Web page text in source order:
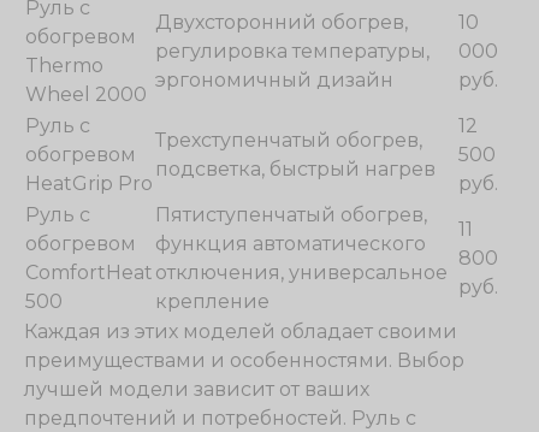
Руль с
обогревом
Thermo
Wheel 2000
Двухсторонний обогрев,
регулировка температуры,
эргономичный дизайн
10
000
руб.
Руль с
обогревом
HeatGrip Pro
Трехступенчатый обогрев,
подсветка, быстрый нагрев
12
500
руб.
Руль с
обогревом
ComfortHeat
500
Пятиступенчатый обогрев,
функция автоматического
отключения, универсальное
крепление
11
800
руб.
Каждая из этих моделей обладает своими
преимуществами и особенностями. Выбор
лучшей модели зависит от ваших
предпочтений и потребностей. Руль с